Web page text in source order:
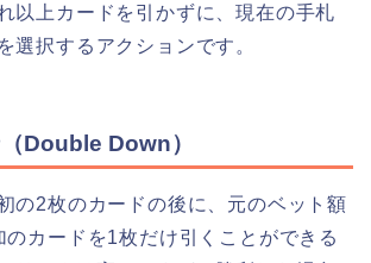
以上カードを引かずに、現在の手札
選択するアクションです。
Double Down）
の2枚のカードの後に、元のベット額
のカードを1枚だけ引くことができる